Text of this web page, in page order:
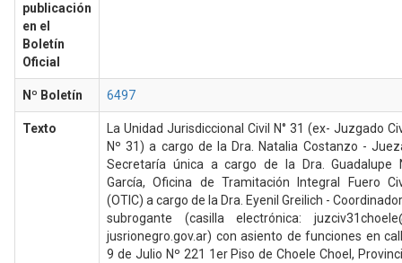
publicación
en el
Boletín
Oficial
Nº Boletín 6497
Texto
La Unidad Jurisdiccional Civil N° 31 (ex- Juzgado
Nº 31) a cargo de la Dra. Natalia Costanzo -
Secretaría única a cargo de la Dra. Guadalupe
García, Oficina de Tramitación Integral Fuero
(OTIC) a cargo de la Dra. Eyenil Greilich -
subrogante (casilla electrónica:
jusrionegro.gov.ar) con asiento de funciones en
9 de Julio Nº 221 1er Piso de Choele Choel,